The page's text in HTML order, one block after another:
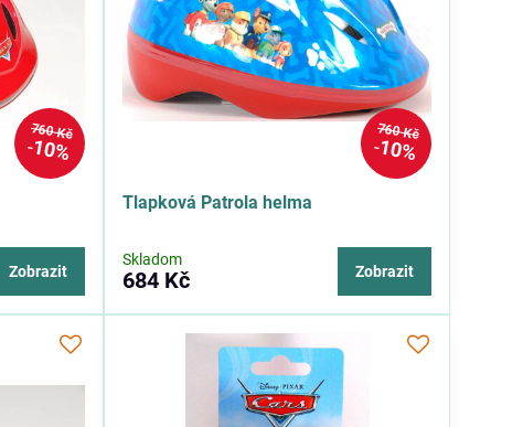
760 Kč
10%
Zobrazit
760 Kč
10%
Tlapková Patrola helma
Skladom
684 Kč Zobrazit